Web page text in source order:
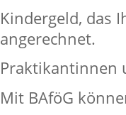
Kindergeld, das
angerechnet.
Praktikantinnen
Mit BAföG